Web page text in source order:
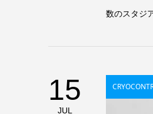
数のスタジ
15
JUL